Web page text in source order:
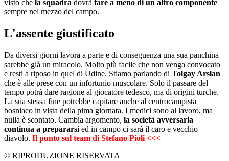
visto che la squadra dovrà fare a meno di un altro componente
sempre nel mezzo del campo.
L'assente giustificato
Da diversi giorni lavora a parte e di conseguenza una sua panchina
sarebbe già un miracolo. Molto più facile che non venga convocato
e resti a riposo in quel di Udine. Stiamo parlando di Tolgay Arslan
che è alle prese con un infortunio muscolare. Solo il passare del
tempo potrà dare ragione al giocatore tedesco, ma di origini turche.
La sua stessa fine potrebbe capitare anche al centrocampista
bosniaco in vista della pima giornata. I medici sono al lavoro, ma
nulla è scontato. Cambia argomento, la società avversaria
continua a prepararsi ed in campo ci sarà il caro e vecchio
diavolo. Il punto sul team di Stefano Pioli <<<
© RIPRODUZIONE RISERVATA